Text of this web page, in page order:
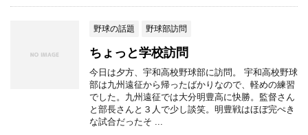
野球の話題 野球部訪問
ちょっと学校訪問
今日は夕方、宇和高校野球部に訪問。 宇和高校野球
部は九州遠征から帰ったばかりなので、軽めの練習
でした。九州遠征では大分明豊高に快勝。監督さん
と部長さんと３人で少し談笑。明豊戦はほぼ完ぺき
な試合だったそ ...